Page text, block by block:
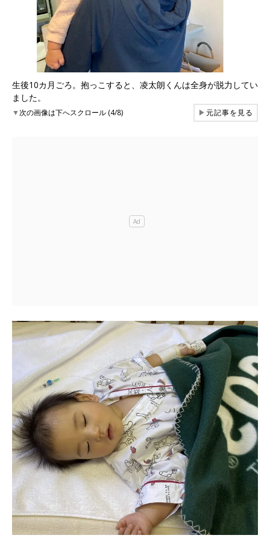
生後10カ月ごろ。抱っこすると、凌太朗くんは全身が脱力してい
ました。
▼次の画像は下へスクロール (4/8) ▶元記事を見る